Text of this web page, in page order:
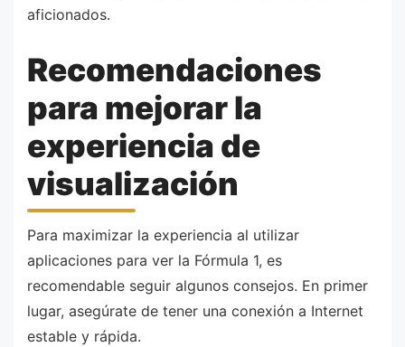
aficionados.
Recomendaciones
para mejorar la
experiencia de
visualización
Para maximizar la experiencia al utilizar
aplicaciones para ver la Fórmula 1, es
recomendable seguir algunos consejos. En primer
lugar, asegúrate de tener una conexión a Internet
estable y rápida.